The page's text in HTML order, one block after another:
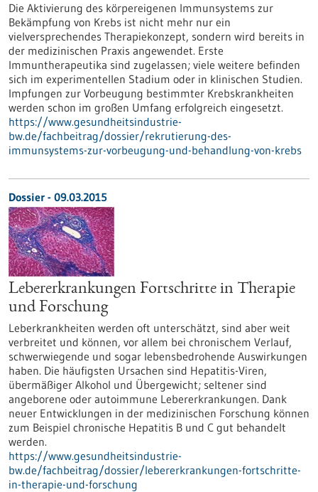
Die Aktivierung des körpereigenen Immunsystems zur
Bekämpfung von Krebs ist nicht mehr nur ein
vielversprechendes Therapiekonzept, sondern wird bereits in
der medizinischen Praxis angewendet. Erste
Immuntherapeutika sind zugelassen; viele weitere befinden
sich im experimentellen Stadium oder in klinischen Studien.
Impfungen zur Vorbeugung bestimmter Krebskrankheiten
werden schon im großen Umfang erfolgreich eingesetzt.
https://www.gesundheitsindustrie-
bw.de/fachbeitrag/dossier/rekrutierung-des-
immunsystems-zur-vorbeugung-und-behandlung-von-krebs
Dossier - 09.03.2015
Lebererkrankungen Fortschritte in Therapie
und Forschung
Leberkrankheiten werden oft unterschätzt, sind aber weit
verbreitet und können, vor allem bei chronischem Verlauf,
schwerwiegende und sogar lebensbedrohende Auswirkungen
haben. Die häufigsten Ursachen sind Hepatitis-Viren,
übermäßiger Alkohol und Übergewicht; seltener sind
angeborene oder autoimmune Lebererkrankungen. Dank
neuer Entwicklungen in der medizinischen Forschung können
zum Beispiel chronische Hepatitis B und C gut behandelt
werden.
https://www.gesundheitsindustrie-
bw.de/fachbeitrag/dossier/lebererkrankungen-fortschritte-
in-therapie-und-forschung